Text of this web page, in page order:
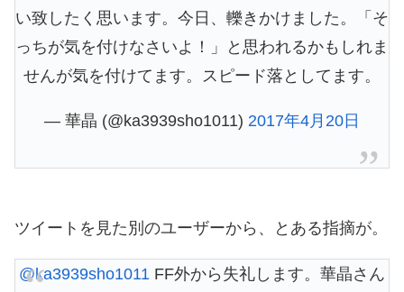
い致したく思います。今日、轢きかけました。「そ
っちが気を付けなさいよ！」と思われるかもしれま
せんが気を付けてます。スピード落としてます。
— 華晶 (@ka3939sho1011) 2017年4月20日
ツイートを見た別のユーザーから、とある指摘が。
@ka3939sho1011 FF外から失礼します。華晶さん